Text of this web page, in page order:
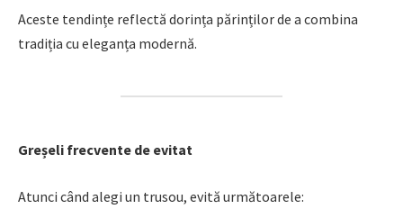
Aceste tendințe reflectă dorința părinților de a combina
tradiția cu eleganța modernă.
Greșeli frecvente de evitat
Atunci când alegi un trusou, evită următoarele: